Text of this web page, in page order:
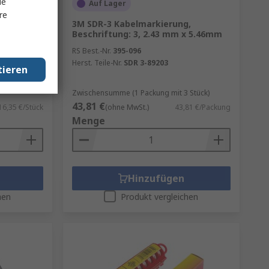
€/Stück
Auf Lager
3M SDR-3 Kabelmarkierung,
Beschriftung: 3, 2.43 mm x 5.46mm
RS Best.-Nr. 395-096
Herst. Teile-Nr. SDR 3-89203
Zwischensumme (1 Packung mit 3 Stück)
43,81 €(ohne MwSt.) 43,81 €/Packung
Menge
Hinzufügen
Produkt vergleichen